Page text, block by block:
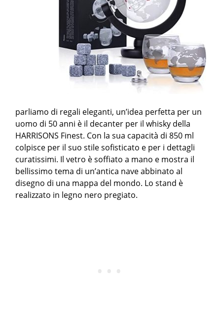
parliamo di regali eleganti, un’idea perfetta per un
uomo di 50 anni è il decanter per il whisky della
HARRISONS Finest. Con la sua capacità di 850 ml
colpisce per il suo stile sofisticato e per i dettagli
curatissimi. Il vetro è soffiato a mano e mostra il
bellissimo tema di un’antica nave abbinato al
disegno di una mappa del mondo. Lo stand è
realizzato in legno nero pregiato.